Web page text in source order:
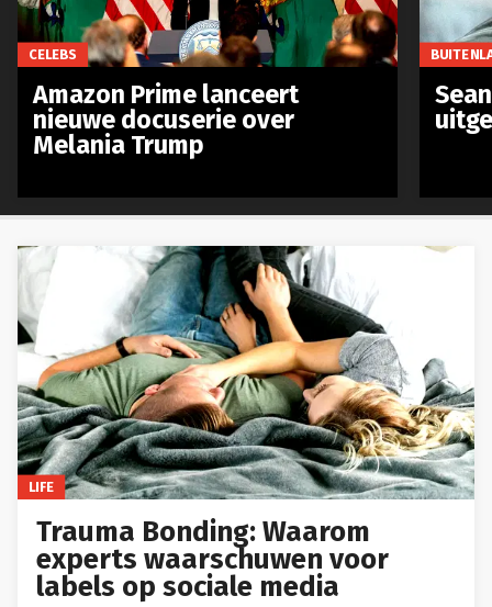
LIFE
Trauma Bonding: Waarom
experts waarschuwen voor
labels op sociale media
CELEBS
Amazon Prime lanceert
nieuwe docuserie over
Melania Trump